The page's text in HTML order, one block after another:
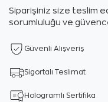
Siparişiniz size teslim
sorumluluğu ve
Güvenli Alışveriş
Sigortalı Teslimat
Hologramlı Sertifika